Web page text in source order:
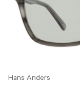
Hans Anders